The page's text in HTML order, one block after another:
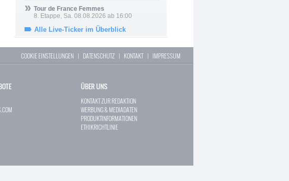
Tour de France Femmes
8. Etappe, Sa. 08.08.2026 ab 16:00
Alle Live-Ticker im Überblick
COOKIE EINSTELLUNGEN | DATENSCHUTZ | KONTAKT| IMPRESSUM
ÜBER UNS
KONTAKT ZUR REDAKTION
WERBUNG & MEDIADATEN
PRODUKTINFORMATIONEN
ETHIKRICHTLINIE